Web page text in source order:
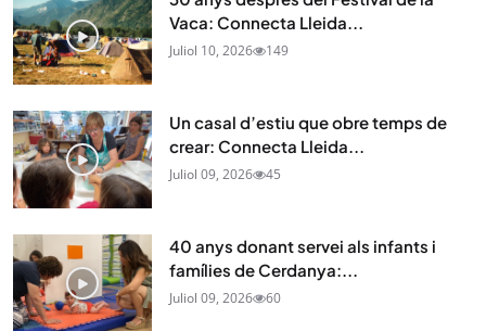
Vaca: Connecta Lleida...
Juliol 10, 2026 149
Un casal d’estiu que obre temps de
crear: Connecta Lleida...
Juliol 09, 2026 45
40 anys donant servei als infants i
famílies de Cerdanya:...
Juliol 09, 2026 60